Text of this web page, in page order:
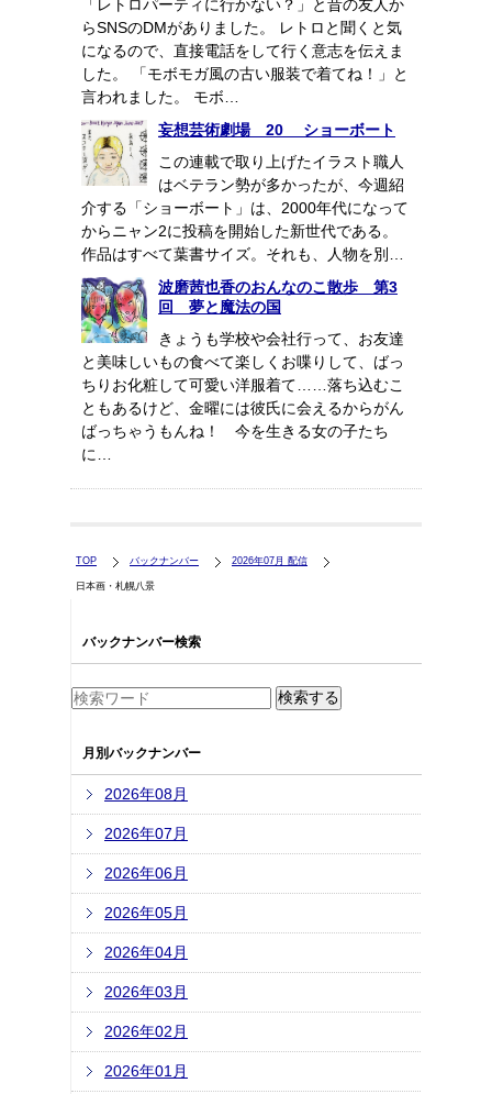
「レトロパーティに行かない？」と昔の友人か
らSNSのDMがありました。 レトロと聞くと気
になるので、直接電話をして行く意志を伝えま
した。 「モボモガ風の古い服装で着てね！」と
言われました。 モボ…
妄想芸術劇場 20 ショーボート
この連載で取り上げたイラスト職人
はベテラン勢が多かったが、今週紹
介する「ショーボート」は、2000年代になって
からニャン2に投稿を開始した新世代である。
作品はすべて葉書サイズ。それも、人物を別…
波磨茜也香のおんなのこ散歩 第3
回 夢と魔法の国
きょうも学校や会社行って、お友達
と美味しいもの食べて楽しくお喋りして、ばっ
ちりお化粧して可愛い洋服着て……落ち込むこ
ともあるけど、金曜には彼氏に会えるからがん
ばっちゃうもんね！ 今を生きる女の子たち
に…
TOP バックナンバー 2026年07月 配信
日本画・札幌八景
バックナンバー検索
月別バックナンバー
2026年08月
2026年07月
2026年06月
2026年05月
2026年04月
2026年03月
2026年02月
2026年01月